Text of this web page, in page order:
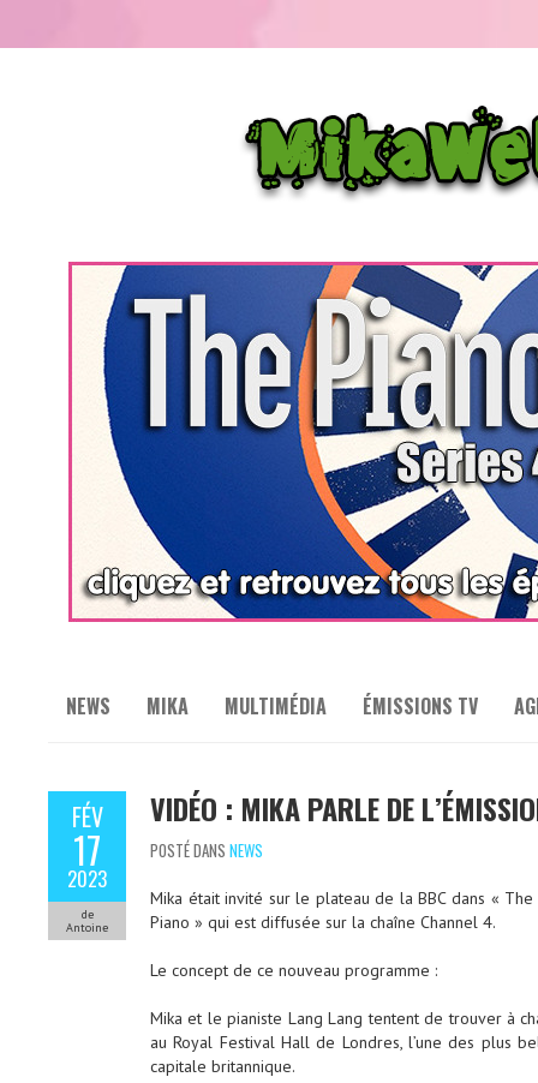
NEWS MIKA MULTIMÉDIA ÉMISSIONS TV
FÉV
17
2023
de
Antoine
VIDÉO : MIKA PARLE DE
POSTÉ DANS NEWS
Mika était invité sur le plateau de la BBC dans «
Piano » qui est diffusée sur la chaîne Channel 4.
Le concept de ce nouveau programme :
Mika et le pianiste Lang Lang tentent de trouver à
au Royal Festival Hall de Londres, l’une des plus
capitale britannique.